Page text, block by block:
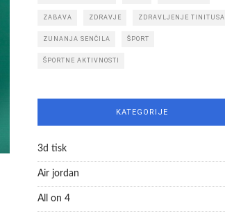
ZABAVA ZDRAVJE ZDRAVLJENJE TINITUSA
ZUNANJA SENČILA ŠPORT
ŠPORTNE AKTIVNOSTI
KATEGORIJE
3d tisk
Air jordan
All on 4